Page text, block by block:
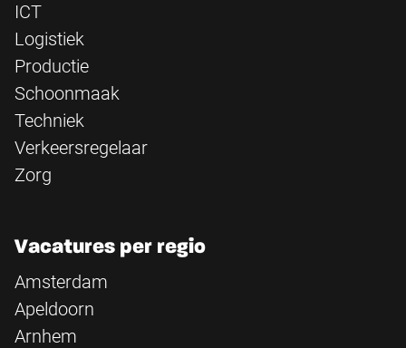
ICT
Logistiek
Productie
Schoonmaak
Techniek
Verkeersregelaar
Zorg
Vacatures per regio
Amsterdam
Apeldoorn
Arnhem